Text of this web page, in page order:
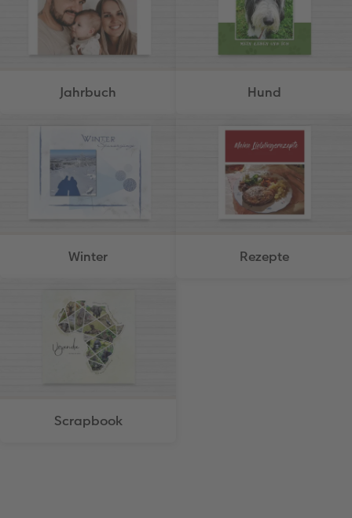
Jahrbuch Hund
Winter Rezepte
Scrapbook